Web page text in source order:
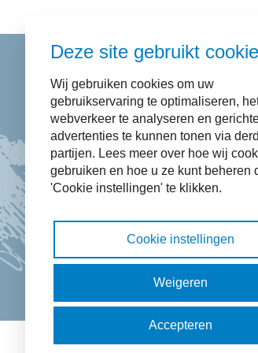
Contact
14 058
E-mail via het
WhatsApp via06-
Facebook pictogram:
Twitter
Deze site gebruikt
Wij gebruiken cookies om uw
gebruikservaring te optimaliseren,
webverkeer te analyseren en
advertenties te kunnen tonen via
partijen. Lees meer over hoe wij
gebruiken en hoe u ze kunt beheren
'Cookie instellingen' te klikken.
Cookie instellingen
Weigeren
Accepteren